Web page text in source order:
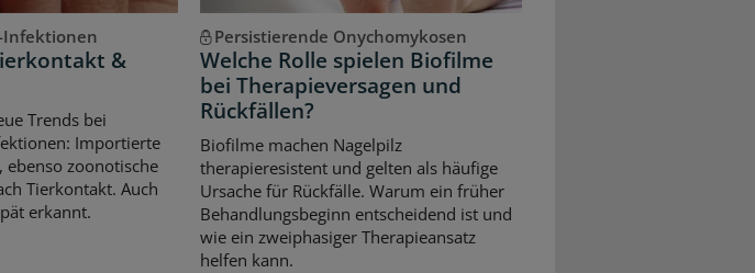
&
Trends bei
Importierte
ebenso zoonotische
Tierkontakt. Auch
erkannt.
Persistierende Onychomykosen
Welche Rolle spielen Biofilme
bei Therapieversagen und
Rückfällen?
Biofilme machen Nagelpilz
therapieresistent und gelten als häufige
Ursache für Rückfälle. Warum ein früher
Behandlungsbeginn entscheidend ist und
wie ein zweiphasiger Therapieansatz
helfen kann.